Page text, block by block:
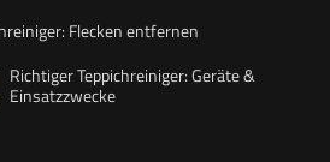
Flecken entfernen
Richtiger Teppichreiniger: Geräte &
Einsatzzwecke